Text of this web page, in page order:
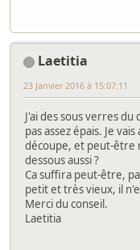
Laetitia
23 Janvier 2016 à 15:07:11
J'ai des sous verres
pas assez épais. Je
découpe, et peut-être
dessous aussi ?
Ca suffira peut-être,
petit et très vieux, il
Merci du conseil.
Laetitia